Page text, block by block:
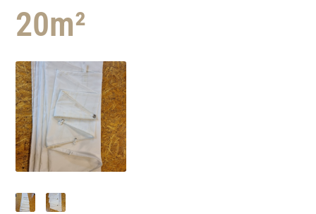
20m²